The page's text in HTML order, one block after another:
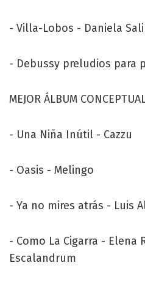
- Villa-Lobos - Daniela
- Debussy preludios para
MEJOR ÁLBUM
- Una Niña Inútil - Cazzu
- Oasis - Melingo
- Ya no mires atrás - Luis
- Como La Cigarra - Elena
Escalandrum